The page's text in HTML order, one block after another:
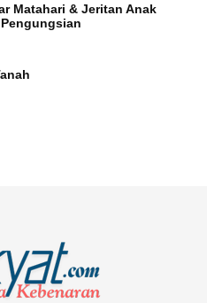
Matahari & Jeritan Anak